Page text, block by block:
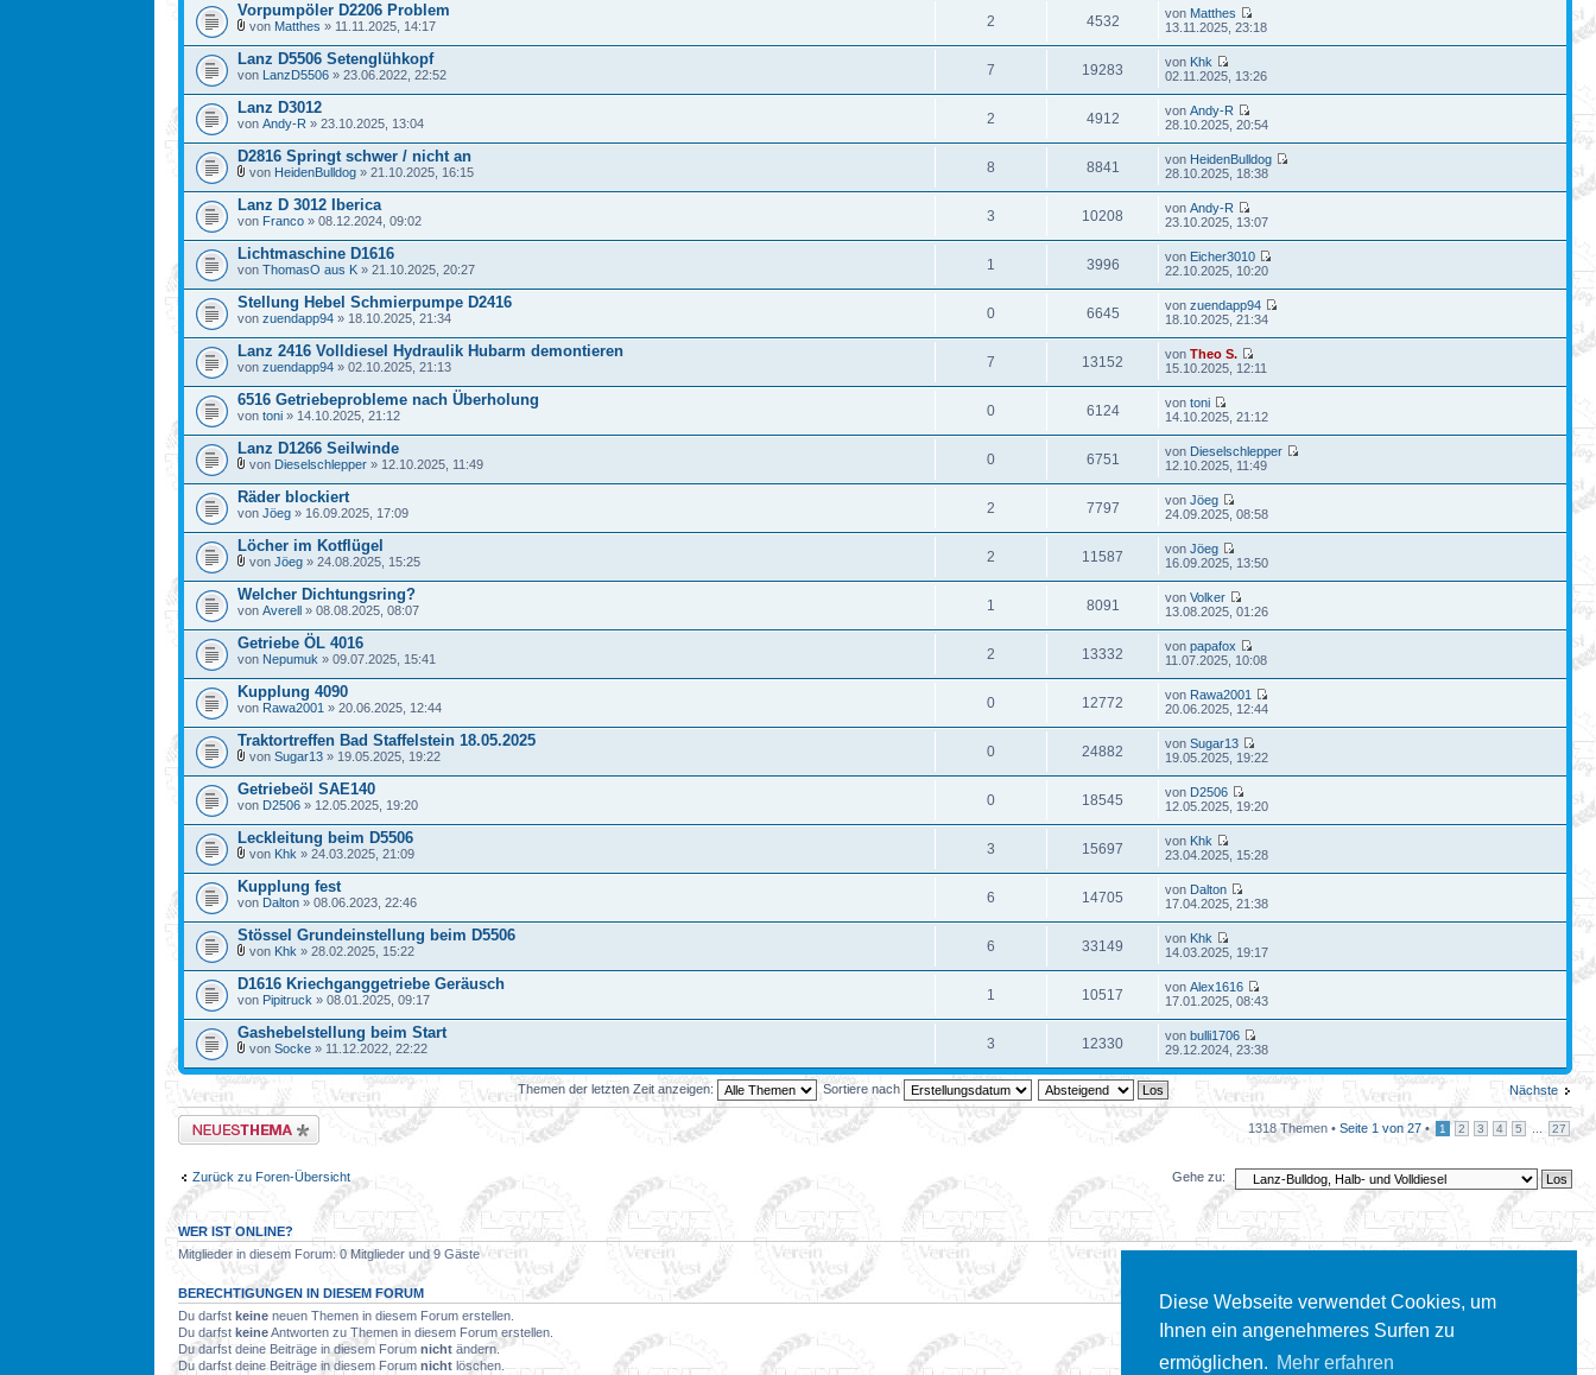
Diese Webseite verwendet Cookies, um
Ihnen ein angenehmeres Surfen zu
ermöglichen. Mehr erfahren
Vorpumpöler D2206 Problem
von Matthes » 11.11.2025, 14:17 2 4532 von Matthes
13.11.2025, 23:18
Lanz D5506 Setenglühkopf
von LanzD5506 » 23.06.2022, 22:52 7 19283 von Khk
02.11.2025, 13:26
Lanz D3012
von Andy-R » 23.10.2025, 13:04 2 4912 vonAndy-R
28.10.2025, 20:54
D2816 Springt schwer / nicht an
von HeidenBulldog » 21.10.2025, 16:15 8 8841 von HeidenBulldog
28.10.2025, 18:38
Lanz D 3012 Iberica
von Franco » 08.12.2024, 09:02 3 10208 vonAndy-R
23.10.2025, 13:07
Lichtmaschine D1616
von ThomasO aus K » 21.10.2025, 20:27 1 3996 von Eicher3010
22.10.2025, 10:20
Stellung Hebel Schmierpumpe D2416
von zuendapp94 » 18.10.2025, 21:34 0 6645 vonzuendapp94
18.10.2025, 21:34
Lanz 2416 Volldiesel Hydraulik Hubarm demontieren
von zuendapp94 » 02.10.2025, 21:13 7 13152 vonTheo S.
15.10.2025, 12:11
6516 Getriebeprobleme nach Überholung
von toni » 14.10.2025, 21:12 0 6124 vontoni
14.10.2025, 21:12
Lanz D1266 Seilwinde
von Dieselschlepper » 12.10.2025, 11:49 0 6751 von Dieselschlepper
12.10.2025, 11:49
Räder blockiert
von Jöeg » 16.09.2025, 17:09 2 7797 vonJöeg
24.09.2025, 08:58
Löcher im Kotflügel
von Jöeg » 24.08.2025, 15:25 2 11587 vonJöeg
16.09.2025, 13:50
Welcher Dichtungsring?
von Averell » 08.08.2025, 08:07 1 8091 vonVolker
13.08.2025, 01:26
Getriebe ÖL 4016
von Nepumuk » 09.07.2025, 15:41 2 13332 vonpapafox
11.07.2025, 10:08
Kupplung 4090
von Rawa2001 » 20.06.2025, 12:44 0 12772 von Rawa2001
20.06.2025, 12:44
Traktortreffen Bad Staffelstein 18.05.2025
von Sugar13 » 19.05.2025, 19:22 0 24882 vonSugar13
19.05.2025, 19:22
Getriebeöl SAE140
von D2506 » 12.05.2025, 19:20 0 18545 von D2506
12.05.2025, 19:20
Leckleitung beim D5506
von Khk » 24.03.2025, 21:09 3 15697 von Khk
23.04.2025, 15:28
Kupplung fest
von Dalton » 08.06.2023, 22:46 6 14705 von Dalton
17.04.2025, 21:38
Stössel Grundeinstellung beim D5506
von Khk » 28.02.2025, 15:22 6 33149 von Khk
14.03.2025, 19:17
D1616 Kriechganggetriebe Geräusch
von Pipitruck » 08.01.2025, 09:17 1 10517 vonAlex1616
17.01.2025, 08:43
Gashebelstellung beim Start
von Socke » 11.12.2022, 22:22 3 12330 vonbulli1706
29.12.2024, 23:38
Nächste
Themen der letzten Zeit anzeigen: Sortiere nach
Neues Thema erstellen 1318 Themen • Seite 1 von 27 • 1 2 3 4 5 27
Zurück zu Foren-Übersicht Gehe zu:
WER IST ONLINE?
Mitglieder in diesem Forum: 0 Mitglieder und 9 Gäste
BERECHTIGUNGEN IN DIESEM FORUM
Du darfst keine neuen Themen in diesem Forum erstellen.
Du darfst keineAntworten zu Themen in diesem Forum erstellen.
Du darfst deine Beiträge in diesem Forum nicht ändern.
Du darfst deine Beiträge in diesem Forum nicht löschen.